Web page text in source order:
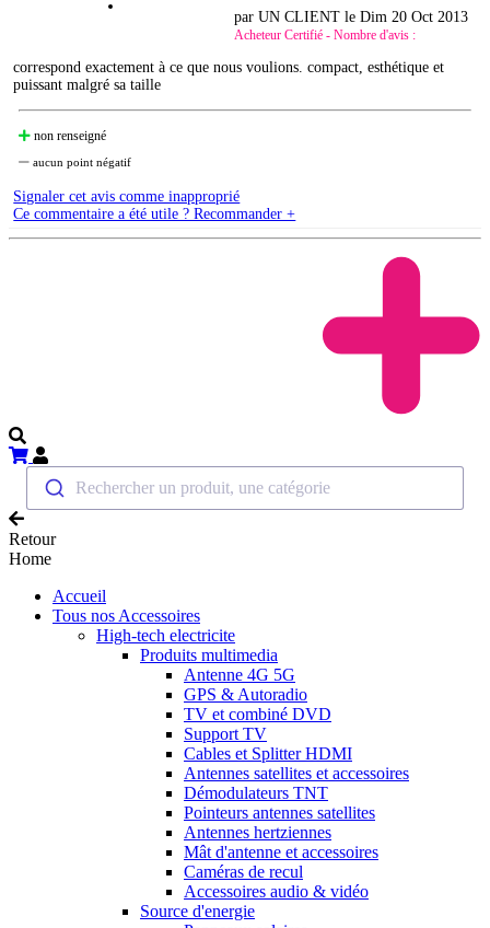
par UN CLIENT leDim 20 Oct 2013
Acheteur Certifié - Nombre d'avis :
correspond exactement à ce que nous voulions. compact, esthétique et
puissant malgré sa taille
non renseigné
aucun point négatif
Signaler cet avis comme inapproprié
Ce commentaire a été utile ? Recommander +
Rechercher un produit, une catégorie
Retour
Home
Accueil
Tous nos Accessoires
High-tech electricite
Produits multimedia
Antenne 4G 5G
GPS & Autoradio
TV et combiné DVD
Support TV
Cables et Splitter HDMI
Antennes satellites et accessoires
Démodulateurs TNT
Pointeurs antennes satellites
Antennes hertziennes
Mât d'antenne et accessoires
Caméras de recul
Accessoires audio & vidéo
Source d'energie